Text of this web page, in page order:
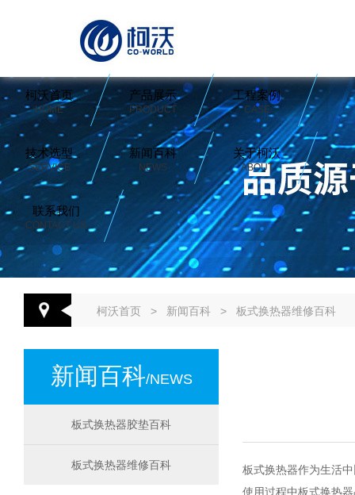
柯沃首页
HOME
产品展示
PRODUCT
工程案例
CASE
技术选型
SERVICE
新闻百科
NEWS
关于柯沃
ABOUT
联系我们
CONTACT US
柯沃首页 > 新闻百科 > 板式换热器维修百科
新闻百科/NEWS
板式换热器胶垫百科
板式换热器维修百科
板式换热器作为生活
使用过程中板式换热